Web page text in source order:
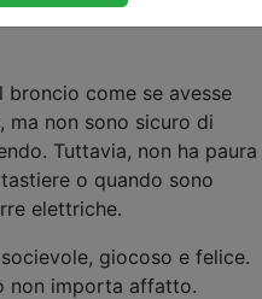
il mandolino e altri
broncio come se avesse
ma non sono sicuro di
Tuttavia, non ha paura
o quando sono
elettriche.
giocoso e felice.
non importa affatto.